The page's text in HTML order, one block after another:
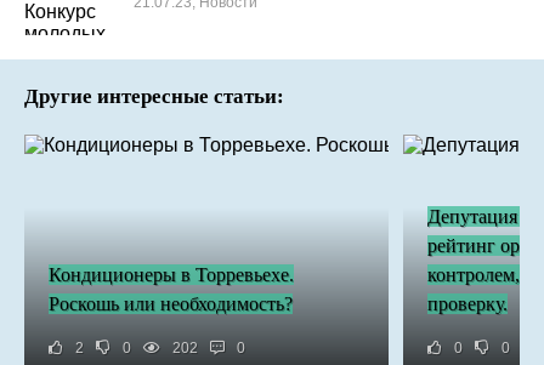
Другие интересные статьи:
Кондиционеры в Торревьехе.
Роскошь или необходимость?
2 0 202 0
Депутация и
рейтинг
контролем, а
проверку.
0 0